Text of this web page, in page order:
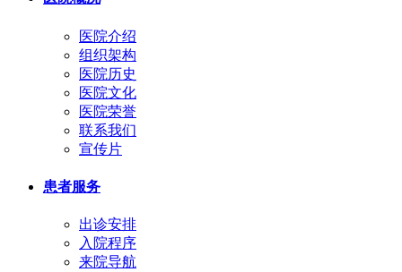
医院介绍
组织架构
医院历史
医院文化
医院荣誉
联系我们
宣传片
患者服务
出诊安排
入院程序
来院导航